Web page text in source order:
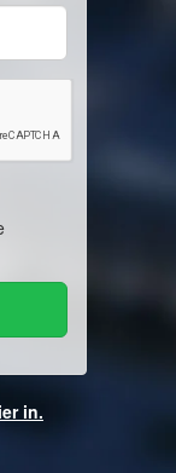
in.